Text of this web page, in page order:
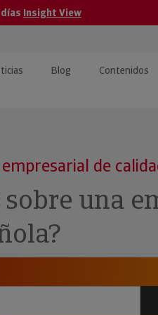
Insight View
Blog Contenidos
de
una